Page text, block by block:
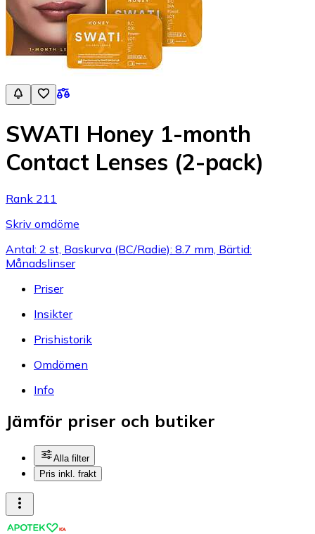
SWATI Honey 1-month
Contact Lenses (2-pack)
Rank 211
Skriv omdöme
Antal: 2 st, Baskurva (BC/Radie): 8.7 mm, Bärtid:
Månadslinser
Priser
Insikter
Prishistorik
Omdömen
Info
Jämför priser och butiker
Alla filter
Pris inkl. frakt